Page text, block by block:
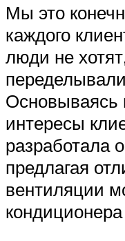
Мы это
каждого
люди не
Основываясь
интересы
разработала
предлагая
вентиляции
кондиционера